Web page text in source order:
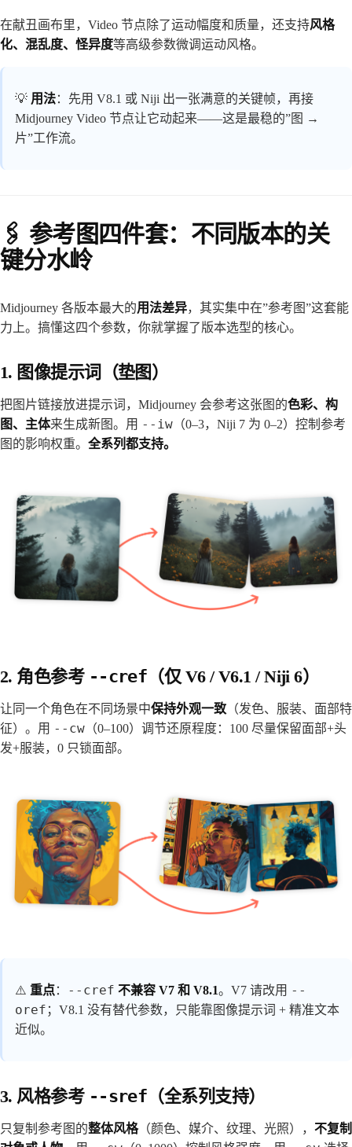
在献丑画布里，Video 节点除了运动幅度和质量，还支持风格
化、混乱度、怪异度等高级参数微调运动风格。
💡 用法：先用 V8.1 或 Niji 出一张满意的关键帧，再接
Midjourney Video 节点让它动起来——这是最稳的”图 →
片”工作流。
🖇️ 参考图四件套：不同版本的关
键分水岭
Midjourney 各版本最大的用法差异，其实集中在”参考图”这套能
力上。搞懂这四个参数，你就掌握了版本选型的核心。
1. 图像提示词（垫图）
把图片链接放进提示词，Midjourney 会参考这张图的色彩、构
图、主体来生成新图。用 --iw （0–3，Niji 7 为 0–2）控制参考
图的影响权重。 全系列都支持。
2. 角色参考 --cref （仅 V6 / V6.1 / Niji 6）
让同一个角色在不同场景中保持外观一致 （发色、服装、面部特
征）。用 --cw （0–100）调节还原程度：100 尽量保留面部+头
发+服装，0 只锁面部。
⚠️ 重点： --cref 不兼容 V7 和 V8.1。V7 请改用 --
oref ；V8.1 没有替代参数，只能靠图像提示词 + 精准文本
近似。
3. 风格参考 --sref （全系列支持）
只复制参考图的整体风格（颜色、媒介、纹理、光照）， 不复制